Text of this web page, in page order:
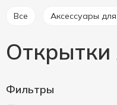
Все Аксессуары
Фильтры